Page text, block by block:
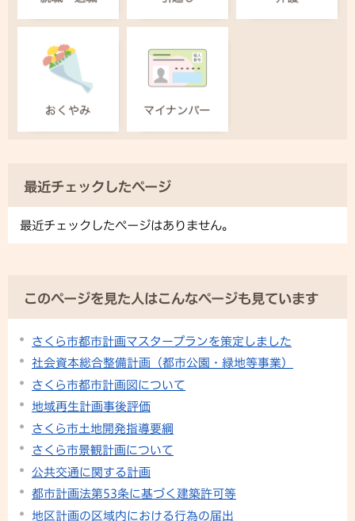
最近チェックしたページ
最近チェックしたページはありません。
このページを見た人はこんなページも見ています
さくら市都市計画マスタープランを策定しました
社会資本総合整備計画（都市公園・緑地等事業）
さくら市都市計画図について
地域再生計画事後評価
さくら市土地開発指導要綱
さくら市景観計画について
公共交通に関する計画
都市計画法第53条に基づく建築許可等
地区計画の区域内における行為の届出